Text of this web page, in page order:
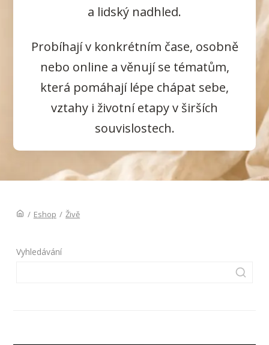
a lidský nadhled.
Probíhají v konkrétním čase, osobně
nebo online a věnují se tématům,
která pomáhají lépe chápat sebe,
vztahy i životní etapy v širších
souvislostech.
/ Eshop / Živě
Vyhledávání